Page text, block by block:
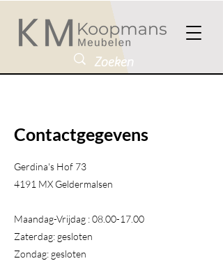
Contactgegevens
Gerdina's Hof 73
4191 MX Geldermalsen​
Maandag-Vrijdag :08.00-17.00
Zaterdag: gesloten
Zondag: gesloten